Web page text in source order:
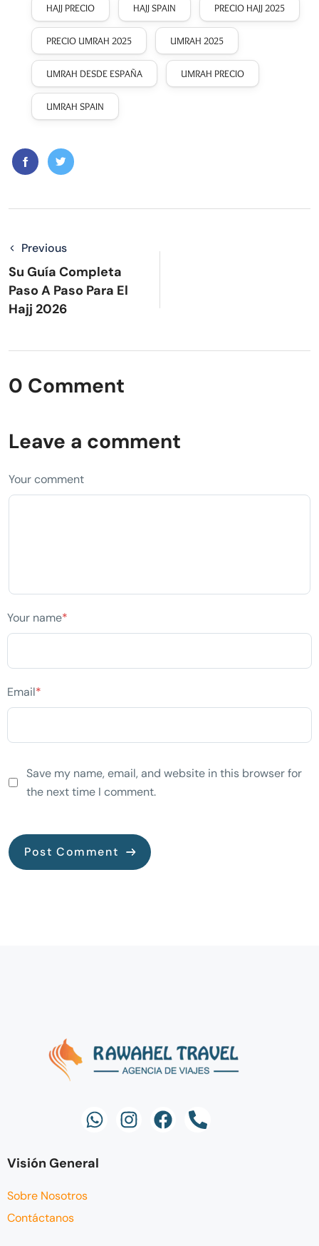
HAJJ PRECIO HAJJ SPAIN PRECIO HAJJ 2025
PRECIO UMRAH 2025 UMRAH 2025
UMRAH DESDE ESPAÑA UMRAH PRECIO
UMRAH SPAIN
Previous
Su Guía Completa
Paso A Paso Para El
Hajj 2026
0 Comment
Leave a comment
Your comment
Your name*
Email*
Save my name, email, and website in this browser for
the next time I comment.
Visión General
Sobre Nosotros
Contáctanos